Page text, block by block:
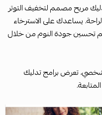
مريح مصمم لتخفيف التوتر
يساعدك على الاسترخاء
تحسين جودة النوم من خلال
تعرض برامج تدليك